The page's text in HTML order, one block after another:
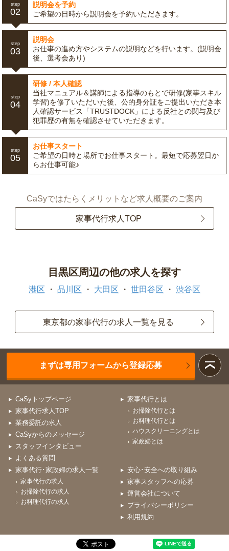
step
02
説明会を予約
ご希望の日時から説明会を予約いただきます。
step
03
説明会
お仕事の進め方やシステムの説明などを行います。(説明会
後、選考会あり)
step
04
研修 / 本人確認
当社マニュアル＆講師による指導のもとで研修(家事スキル
学習)を修了いただいた後、公的身分証をご提出いただき本
人確認サービス「TRUSTDOCK」による反社との関与及び
犯罪歴の有無を確認させていただきます。
step
05
お仕事スタート
ご希望の日時と場所でお仕事スタート。最短で応募翌日か
らお仕事可能♪
CaSyではたらくメリットなど求人概要のご案内
家事代行求人TOP
目黒区周辺の他の求人を探す
港区 品川区 大田区 世田谷区 渋谷区
東京都の家事代行の求人一覧を見る
まずは専用フォームから登録応募
CaSyトップページ
家事代行求人TOP
業務委託の求人
CaSyからのメッセージ
スタッフインタビュー
よくある質問
家事代行とは
お掃除代行とは
お料理代行とは
ハウスクリーニングとは
家政婦とは
家事代行･家政婦の求人一覧
家事代行の求人
お掃除代行の求人
お料理代行の求人
安心･安全への取り組み
家事スタッフへの応募
運営会社について
プライバシーポリシー
利用規約